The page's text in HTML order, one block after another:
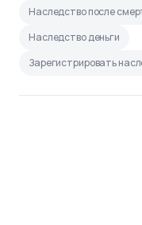
Наследство после
Наследство деньги
Зарегистрировать